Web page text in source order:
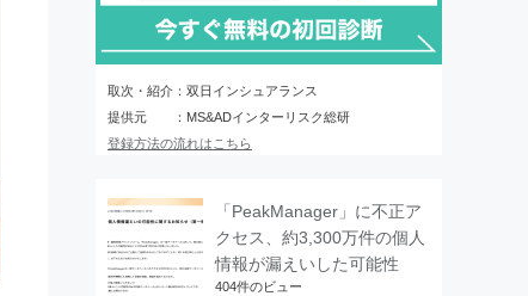
取次・紹介：双日インシュアランス
提供元 ：MS&ADインターリスク総研
登録方法の流れはこちら
「PeakManager」に不正ア
クセス、約3,300万件の個人
情報が漏えいした可能性
404件のビュー